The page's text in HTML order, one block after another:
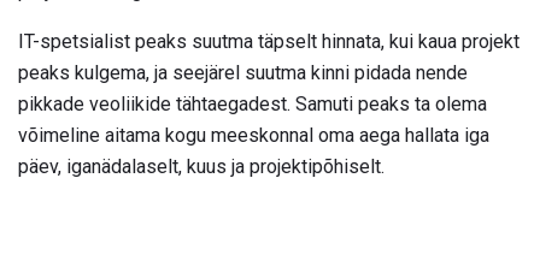
IT-spetsialist peaks suutma täpselt hinnata, kui kaua projekt
peaks kulgema, ja seejärel suutma kinni pidada nende
pikkade veoliikide tähtaegadest. Samuti peaks ta olema
võimeline aitama kogu meeskonnal oma aega hallata iga
päev, iganädalaselt, kuus ja projektipõhiselt.